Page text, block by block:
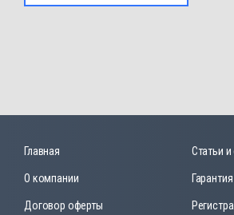
Главная
О компании
Договор оферты
Статьи